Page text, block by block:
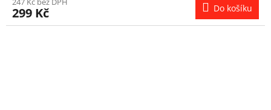
299 Kč Do košíku